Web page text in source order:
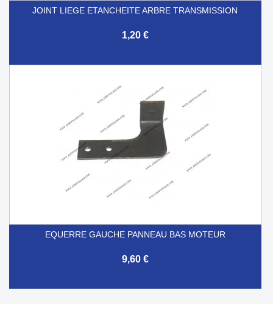
JOINT LIEGE ETANCHEITE ARBRE TRANSMISSION
1,20 €
EQUERRE GAUCHE PANNEAU BAS MOTEUR
9,60 €